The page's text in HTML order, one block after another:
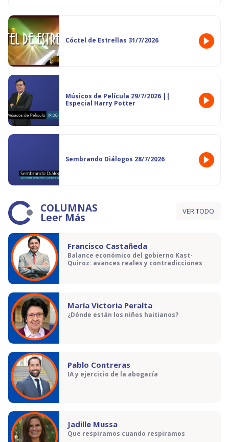
Cóctel de Estrellas 31/7/2026
Músicos de Película 29/7/2026 ||
Especial Harry Potter
Sembrando Diálogos 28/7/2026
COLUMNAS
Leer Más VER TODO
Francisco Castañeda
Balance económico del gobierno Kast-
Quiroz: avances reales y contradicciones
María Victoria Peralta
¿Dónde están los niños haitianos?
Pablo Contreras
IA y ejercicio de la abogacía
Jadille Mussa
Que respiramos cuando respiramos